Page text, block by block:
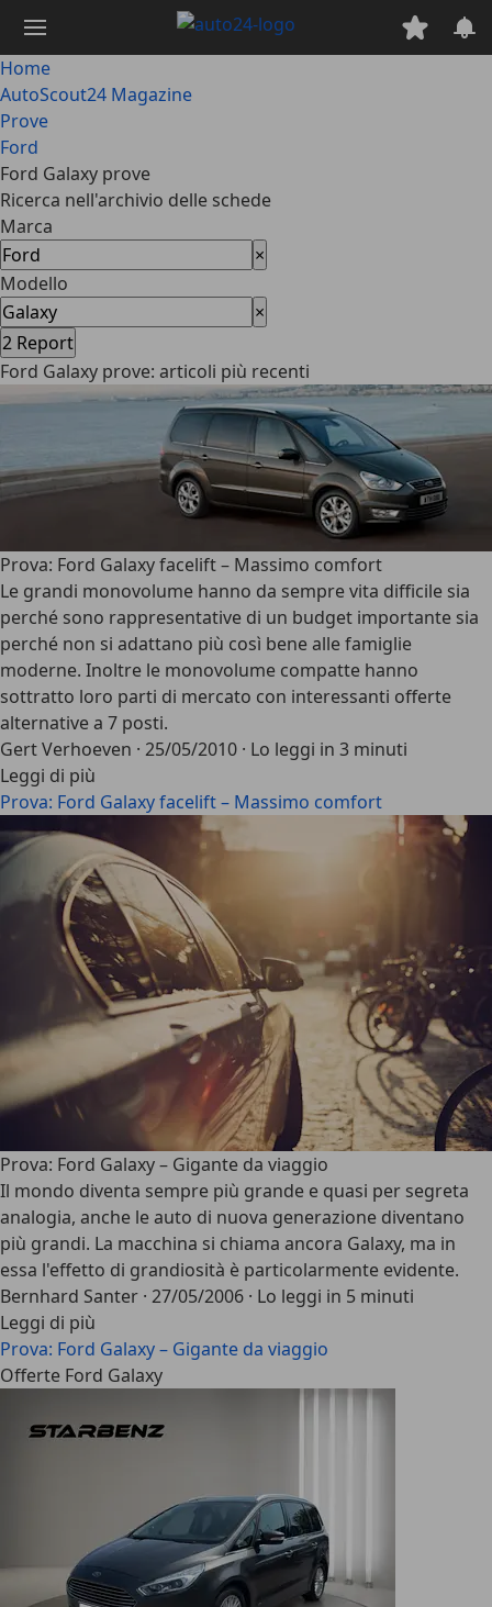
contenuto
principale
Home
AutoScout24 Magazine
Prove
Ford
Ford Galaxy prove
Ricerca nell'archivio delle schede
Marca
×
Modello
×
2 Report
Ford Galaxy prove: articoli più recenti
Prova: Ford Galaxy facelift – Massimo comfort
Le grandi monovolume hanno da sempre vita difficile sia
perché sono rappresentative di un budget importante sia
perché non si adattano più così bene alle famiglie
moderne. Inoltre le monovolume compatte hanno
sottratto loro parti di mercato con interessanti offerte
alternative a 7 posti.
Gert Verhoeven · 25/05/2010 · Lo leggi in 3 minuti
Leggi di più
Prova: Ford Galaxy facelift – Massimo comfort
Prova: Ford Galaxy – Gigante da viaggio
Il mondo diventa sempre più grande e quasi per segreta
analogia, anche le auto di nuova generazione diventano
più grandi. La macchina si chiama ancora Galaxy, ma in
essa l'effetto di grandiosità è particolarmente evidente.
Bernhard Santer · 27/05/2006 · Lo leggi in 5 minuti
Leggi di più
Prova: Ford Galaxy – Gigante da viaggio
Offerte Ford Galaxy